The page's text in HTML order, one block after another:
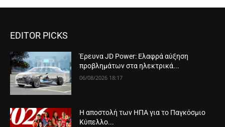
EDITOR PICKS
Έρευνα JD Power: Ελαφρά αύξηση
προβλημάτων στα ηλεκτρικά...
06/08/2026 18:17
Η αποστολή των ΗΠΑ για το Παγκόσμιο
Κύπελλο...